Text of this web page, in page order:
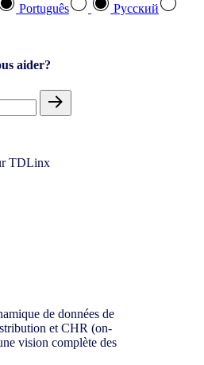
Português
Pусский
aider?
de données de
et CHR (on-
vision complète des